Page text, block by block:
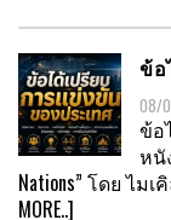
ข้อ
08/
ข้อ
หนั
Nations” โดย ไม
MORE..]